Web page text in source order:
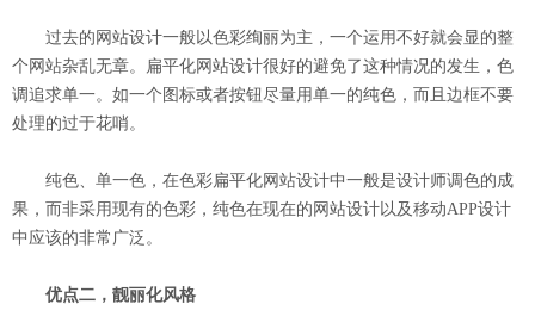
过去的网站设计一般以色彩绚丽为主，一个运用不好就会显的整
个网站杂乱无章。扁平化网站设计很好的避免了这种情况的发生，色
调追求单一。如一个图标或者按钮尽量用单一的纯色，而且边框不要
处理的过于花哨。
纯色、单一色，在色彩扁平化网站设计中一般是设计师调色的成
果，而非采用现有的色彩，纯色在现在的网站设计以及移动APP设计
中应该的非常广泛。
优点二，靓丽化风格